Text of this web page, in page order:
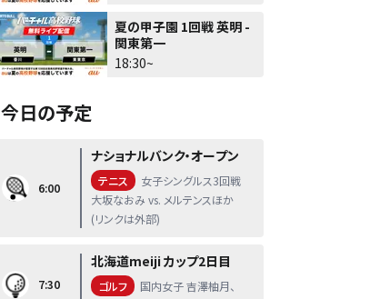
夏の甲子園 1回戦 英明 -
関東第一
18:30~
今日の予定
6:00
ナショナルバンク・オープン
テニス
女子シングルス3回戦
大坂なおみ vs. メルテンスほか
(リンクは外部)
7:30
北海道meiji カップ2日目
ゴルフ
国内女子 吉澤柚月、